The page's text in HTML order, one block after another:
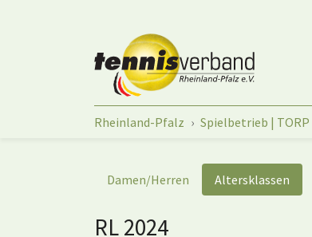
Sie sind hier:
Rheinland-Pfalz Spielbetrieb | TORP
Damen/Herren Altersklassen
RL 2024